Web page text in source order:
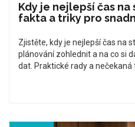
Kdy je nejlepší čas na
fakta a triky pro
Zjistěte, kdy je nejlepší čas na
plánování zohlednit a na co si
dat. Praktické rady a nečekaná